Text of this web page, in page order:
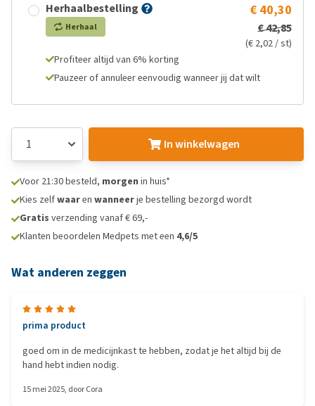
Herhaalbestelling
Herhaal
€ 40,30
€ 42,85
(€ 2,02 / st)
Profiteer altijd van 6% korting
Pauzeer of annuleer eenvoudig wanneer jij dat wilt
In winkelwagen
Voor 21:30 besteld, morgen in huis*
Kies zelfwaaren wanneerje bestelling bezorgd wordt
Gratis verzending vanaf € 69,-
Klanten beoordelen Medpets met een 4,6/5
Wat anderen zeggen
prima product
goed om in de medicijnkast te hebben, zodat je het altijd bij de
hand hebt indien nodig.
15 mei 2025, doorCora